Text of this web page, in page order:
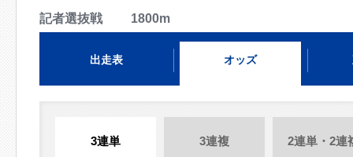
記者選抜戦 1800m
出走表 オッズ
3連単 3連複 2連単・2連